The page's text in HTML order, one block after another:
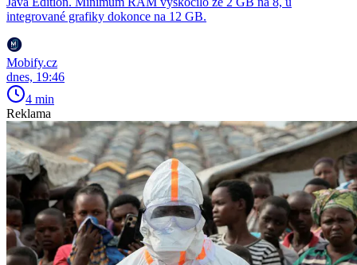
integrované grafiky dokonce na 12 GB.
Mobify.cz
dnes, 19:46
4 min
Reklama